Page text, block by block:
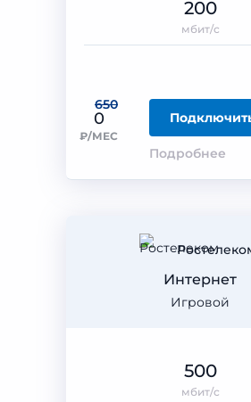
650
0
₽/МЕС
Подробнее
200
мбит/с
Игровой
Интернет
500
мбит/с